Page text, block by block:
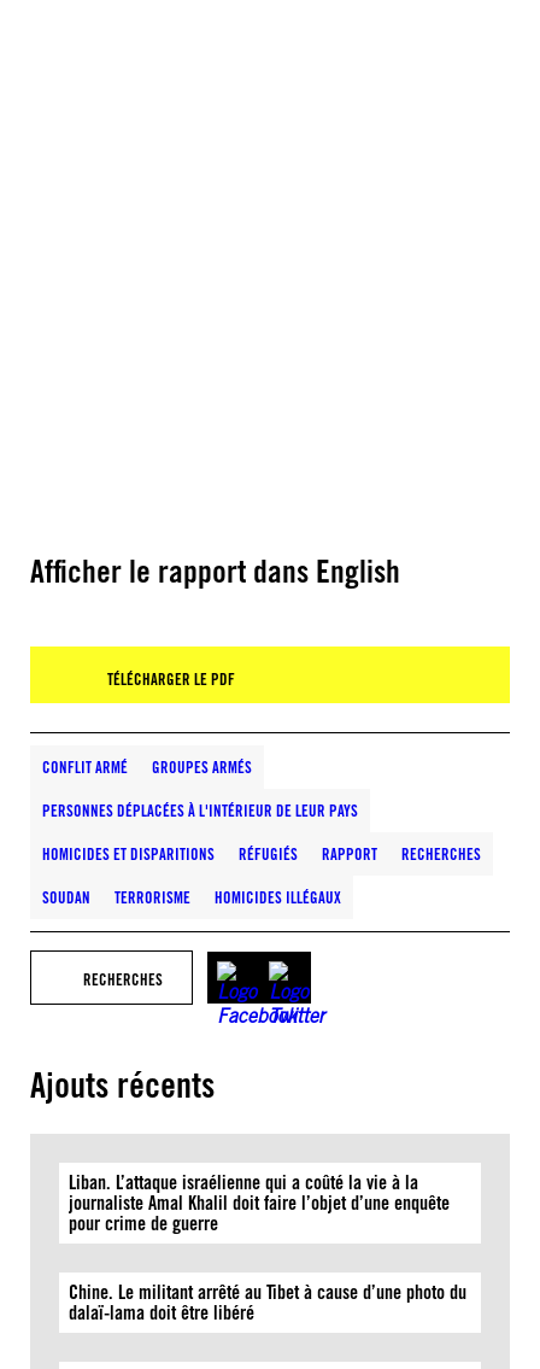
Afficher le rapport dans English
TÉLÉCHARGER LE PDF
CONFLIT ARMÉ GROUPES ARMÉS
PERSONNES DÉPLACÉES À L'INTÉRIEUR DE LEUR PAYS
HOMICIDES ET DISPARITIONS RÉFUGIÉS RAPPORT RECHERCHES
SOUDAN TERRORISME HOMICIDES ILLÉGAUX
RECHERCHES
Ajouts récents
Liban. L’attaque israélienne qui a coûté la vie à la
journaliste Amal Khalil doit faire l’objet d’une enquête
pour crime de guerre
Chine. Le militant arrêté au Tibet à cause d’une photo du
dalaï-lama doit être libéré